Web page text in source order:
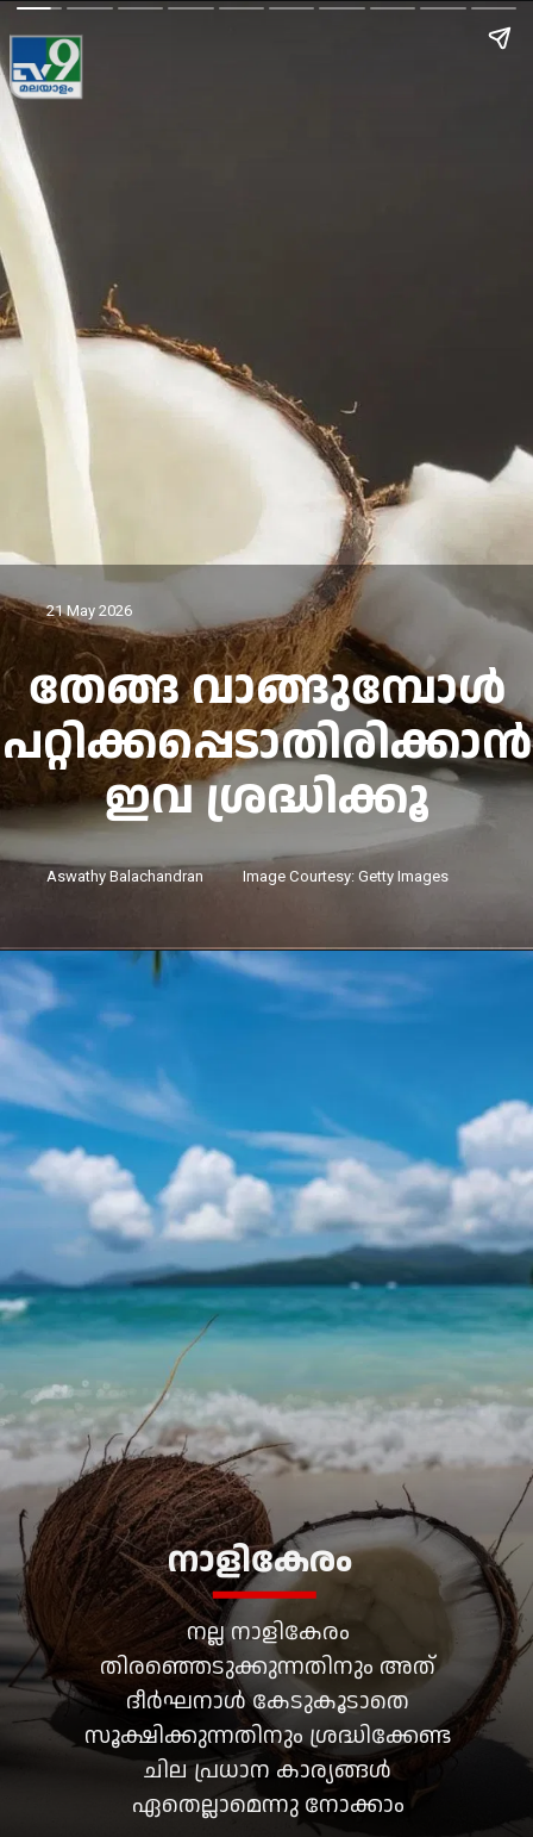
21 May 2026
Aswathy Balachandran
തേങ്ങ വാങ്ങുമ്പോൾ
പറ്റിക്കപ്പെടാതിരിക്കാൻ
ഇവ ശ്രദ്ധിക്കൂ
Image Courtesy: Getty Images
നല്ല നാളികേരം
തിരഞ്ഞെടുക്കുന്നതിനും അത്
ദീർഘനാൾ കേടുകൂടാതെ
സൂക്ഷിക്കുന്നതിനും ശ്രദ്ധിക്കേണ്ട
ചില പ്രധാന കാര്യങ്ങൾ
ഏതെല്ലാമെന്നു നോക്കാം
നാളികേരം